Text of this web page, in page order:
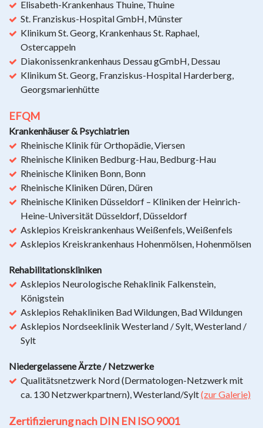
Elisabeth-Krankenhaus Thuine, Thuine
St. Franziskus-Hospital GmbH, Münster
Klinikum St. Georg, Krankenhaus St. Raphael,
Ostercappeln
Diakonissenkrankenhaus Dessau gGmbH, Dessau
Klinikum St. Georg, Franziskus-Hospital Harderberg,
Georgsmarienhütte
EFQM
Krankenhäuser & Psychiatrien
Rheinische Klinik für Orthopädie, Viersen
Rheinische Kliniken Bedburg-Hau, Bedburg-Hau
Rheinische Kliniken Bonn, Bonn
Rheinische Kliniken Düren, Düren
Rheinische Kliniken Düsseldorf – Kliniken der Heinrich-
Heine-Universität Düsseldorf, Düsseldorf
Asklepios Kreiskrankenhaus Weißenfels, Weißenfels
Asklepios Kreiskrankenhaus Hohenmölsen, Hohenmölsen
Rehabilitationskliniken
Asklepios Neurologische Rehaklinik Falkenstein,
Königstein
Asklepios Rehakliniken Bad Wildungen, Bad Wildungen
Asklepios Nordseeklinik Westerland / Sylt, Westerland /
Sylt
Niedergelassene Ärzte / Netzwerke
Qualitätsnetzwerk Nord (Dermatologen-Netzwerk mit
ca. 130 Netzwerkpartnern), Westerland/Sylt(zur Galerie)
Zertifizierung nach DIN EN ISO 9001